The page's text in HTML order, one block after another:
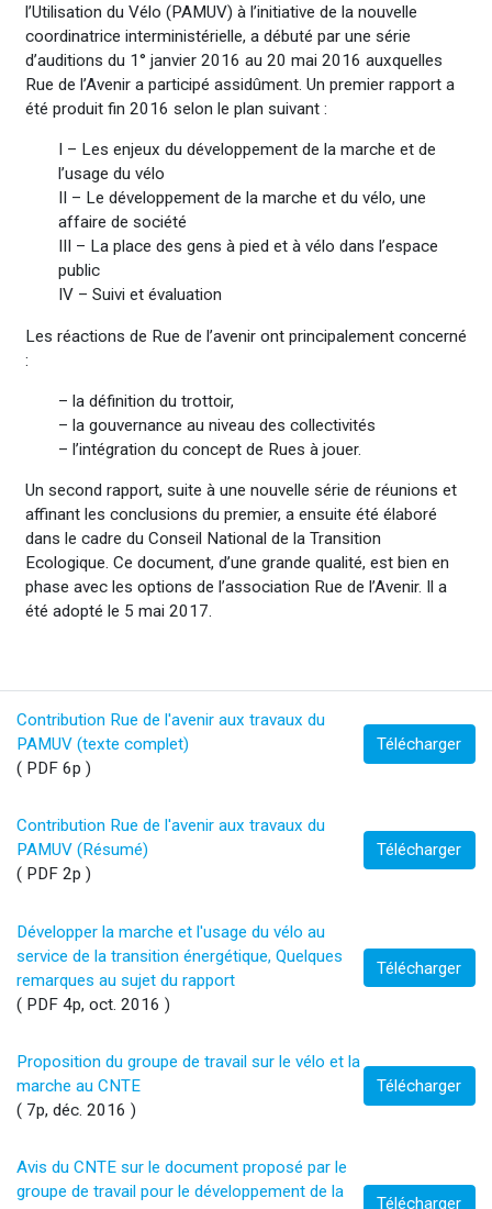
l’Utilisation du Vélo (PAMUV) à l’initiative de la nouvelle
coordinatrice interministérielle, a débuté par une série
d’auditions du 1° janvier 2016 au 20 mai 2016 auxquelles
Rue de l’Avenir a participé assidûment. Un premier rapport a
été produit fin 2016 selon le plan suivant :
I – Les enjeux du développement de la marche et de
l’usage du vélo
II – Le développement de la marche et du vélo, une
affaire de société
III – La place des gens à pied et à vélo dans l’espace
public
IV – Suivi et évaluation
Les réactions de Rue de l’avenir ont principalement concerné
:
– la définition du trottoir,
– la gouvernance au niveau des collectivités
– l’intégration du concept de Rues à jouer.
Un second rapport, suite à une nouvelle série de réunions et
affinant les conclusions du premier, a ensuite été élaboré
dans le cadre du Conseil National de la Transition
Ecologique. Ce document, d’une grande qualité, est bien en
phase avec les options de l’association Rue de l’Avenir. Il a
été adopté le 5 mai 2017.
Contribution Rue de l'avenir aux travaux du
PAMUV (texte complet)
( PDF 6p )
Télécharger
Contribution Rue de l'avenir aux travaux du
PAMUV (Résumé)
( PDF 2p )
Télécharger
Développer la marche et l'usage du vélo au
service de la transition énergétique, Quelques
remarques au sujet du rapport
( PDF 4p, oct. 2016 )
Télécharger
Proposition du groupe de travail sur le vélo et la
marche au CNTE
( 7p, déc. 2016 )
Télécharger
Avis du CNTE sur le document proposé par le
groupe de travail pour le développement de la
Télécharger